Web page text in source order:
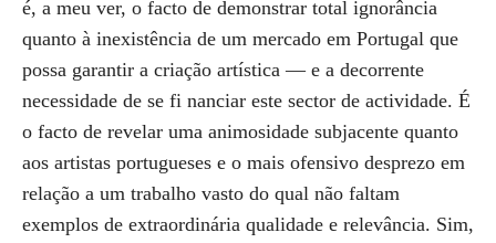
é, a meu ver, o facto de demonstrar total ignorância
quanto à inexistência de um mercado em Portugal que
possa garantir a criação artística — e a decorrente
necessidade de se fi nanciar este sector de actividade. É
o facto de revelar uma animosidade subjacente quanto
aos artistas portugueses e o mais ofensivo desprezo em
relação a um trabalho vasto do qual não faltam
exemplos de extraordinária qualidade e relevância. Sim,